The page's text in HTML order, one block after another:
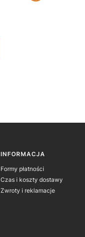
INFORMACJA
Formy płatności
Czas i koszty dostawy
Zwroty i reklamacje